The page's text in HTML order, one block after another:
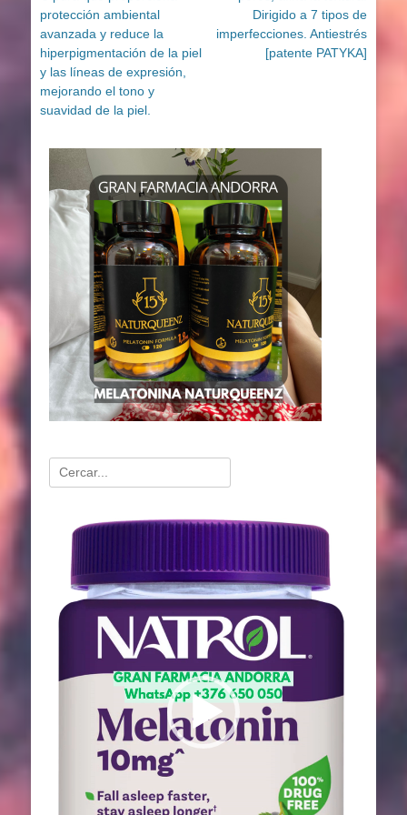
protección ambiental
avanzada y reduce la
hiperpigmentación de la piel
y las líneas de expresión,
mejorando el tono y
suavidad de la piel.
Dirigido a 7 tipos de
imperfecciones. Antiestrés
[patente PATYKA]
Buscar:
Reproductor
vídeo